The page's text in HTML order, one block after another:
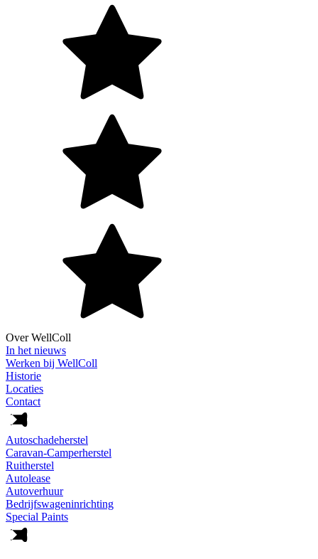
Over WellColl
In het nieuws
Werken bij WellColl
Historie
Locaties
Contact
Autoschadeherstel
Caravan-Camperherstel
Ruitherstel
Autolease
Autoverhuur
Bedrijfswageninrichting
Special Paints